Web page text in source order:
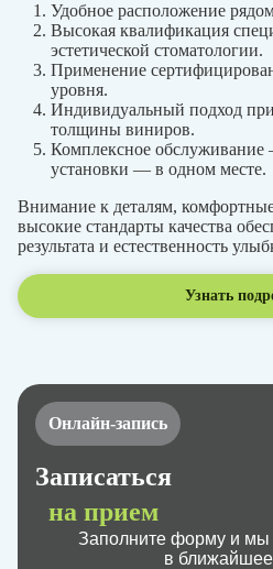
Удобное расположение
Высокая квалификация
эстетической стоматологии.
Применение
уровня.
Индивидуальный подход
толщины виниров.
Комплексное обслуживание
установки — в одном месте.
Внимание к деталям,
высокие стандарты качества
результата и естественность
Узнать
Онлайн-запись
Записаться
на прием
Заполните форму и мы
в